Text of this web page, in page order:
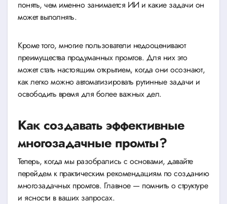
понять, чем именно занимается ИИ и какие задачи он
может выполнять.
Кроме того, многие пользователи недооценивают
преимущества продуманных промтов. Для них это
может стать настоящим открытием, когда они осознают,
как легко можно автоматизировать рутинные задачи и
освободить время для более важных дел.
Как создавать эффективные
многозадачные промты?
Теперь, когда мы разобрались с основами, давайте
перейдем к практическим рекомендациям по созданию
многозадачных промтов. Главное — помнить о структуре
и ясности в ваших запросах.